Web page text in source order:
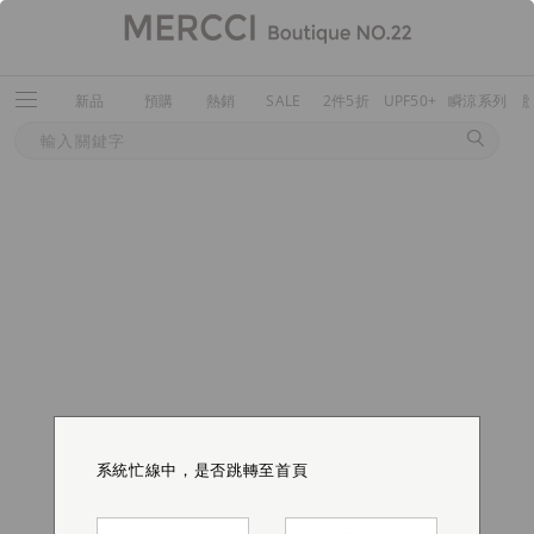
新品 預購 熱銷 SALE 2件5折 UPF50+ 瞬涼系列
系統忙線中，是否跳轉至首頁
系統忙線中，是否跳轉至首頁
系統忙線中，是否跳轉至首頁
系統忙線中，是否跳轉至首頁
系統忙線中，是否跳轉至首頁